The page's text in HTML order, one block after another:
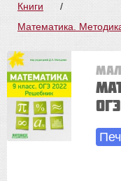
Книги
/
Математика.